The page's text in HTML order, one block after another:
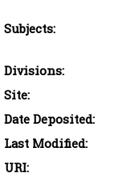
Subjects:
Divisions:
Site:
Date Deposited:
Last Modified:
URI: